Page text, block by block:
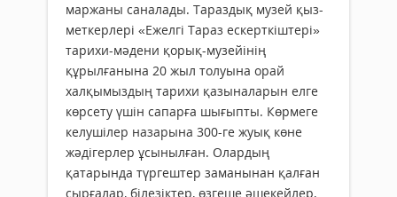
​
маржаны саналады. Тараздық музей қыз­
меткерлері «Ежелгі Тараз ескер­ткіштері»
тарихи-мәдени қорық-му­зейінің
құрылғанына 20 жыл толуына орай
халқымыздың тарихи қазыналарын елге
көрсету үшін сапарға шығыпты. Көрмеге
келушілер назарына 300-ге жуық көне
жәдігерлер ұсынылған. Олардың
қатарында түргештер заманынан қалған
сырғалар, білезіктер, өзгеше әшекейлер,